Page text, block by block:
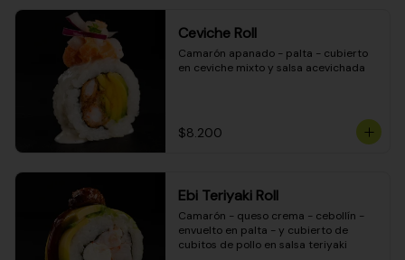
Ceviche Roll
Camarón apanado - palta - cubierto
en ceviche mixto y salsa acevichada
$8.200
Ebi Teriyaki Roll
Camarón - queso crema - cebollín -
envuelto en palta - y cubierto de
cubitos de pollo en salsa teriyaki